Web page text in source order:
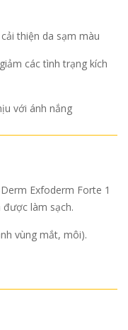
thiện da sạm màu
các tình trạng kích
với ánh nắng
Exfoderm Forte 1
được làm sạch.
vùng mắt, môi).